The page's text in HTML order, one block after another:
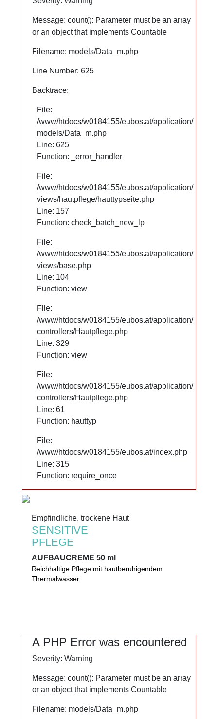
0%
Mikroplastik
Mineralöl
Message: count(): Parameter must be an array
or an object that implements Countable
Filename: models/Data_m.php
Line Number: 625
Backtrace:
File:
/www/htdocs/w0184155/eubos.at/application/
models/Data_m.php
Line: 625
Function: _error_handler
File:
/www/htdocs/w0184155/eubos.at/application/
views/hautpflege/hauttypseite.php
Line: 66
Function: check_batch_new_lp
File:
/www/htdocs/w0184155/eubos.at/application/
views/base.php
Line: 104
Function: view
File:
/www/htdocs/w0184155/eubos.at/application/
controllers/Hautpflege.php
Line: 329
Function: view
File:
/www/htdocs/w0184155/eubos.at/application/
controllers/Hautpflege.php
Line: 61
Function: hauttyp
File:
/www/htdocs/w0184155/eubos.at/index.php
Line: 315
Function: require_once
Empfindliche, trockene Haut
SENSITIVE
PFLEGE
AUFBAUCREME 50 ml
Reichhaltige Pflege mit hautberuhigendem
Thermalwasser und SEPILIFT
0%
Mikroplastik
Mineralöl
Message: count(): Parameter must be an array
or an object that implements Countable
Filename: models/Data_m.php
Line Number: 625
Backtrace:
File:
/www/htdocs/w0184155/eubos.at/application/
models/Data_m.php
Line: 625
Function: _error_handler
File:
/www/htdocs/w0184155/eubos.at/application/
views/hautpflege/hauttypseite.php
Line: 157
Function: check_batch_new_lp
File:
/www/htdocs/w0184155/eubos.at/application/
views/base.php
Line: 104
Function: view
File:
/www/htdocs/w0184155/eubos.at/application/
controllers/Hautpflege.php
Line: 329
Function: view
File:
/www/htdocs/w0184155/eubos.at/application/
controllers/Hautpflege.php
Line: 61
Function: hauttyp
File:
/www/htdocs/w0184155/eubos.at/index.php
Line: 315
Function: require_once
Empfindliche, trockene Haut
SENSITIVE
PFLEGE
AUFBAUCREME 50 ml
Reichhaltige Pflege mit hautberuhigendem
Thermalwasser.
A PHP Error was encountered
Severity: Warning
Message: count(): Parameter must be an array
or an object that implements Countable
Filename: models/Data_m.php
A PHP Error was encountered
Severity: Warning
Message: count(): Parameter must be an array
or an object that implements Countable
Filename: models/Data_m.php